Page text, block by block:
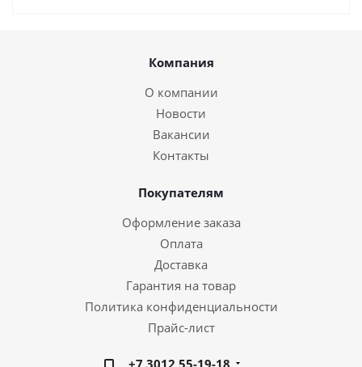
Компания
О компании
Новости
Вакансии
Контакты
Покупателям
Оформление заказа
Оплата
Доставка
Гарантия на товар
Политика конфиденциальности
Прайс-лист
+7 3012 55-19-18